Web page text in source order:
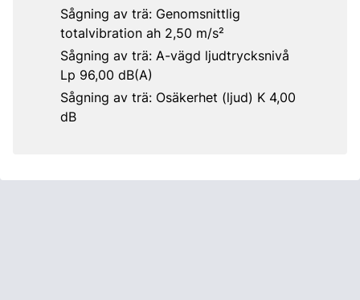
Sågning av trä: Genomsnittlig
totalvibration ah 2,50 m/s²
Sågning av trä: A-vägd ljudtrycksnivå
Lp 96,00 dB(A)
Sågning av trä: Osäkerhet (ljud) K 4,00
dB